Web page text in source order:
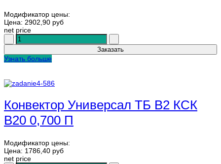
Модификатор цены:
Цена: 2902,90 руб
net price
Узнать больше
Конвектор Универсал ТБ В2 КСК
В20 0,700 П
Модификатор цены:
Цена: 1786,40 руб
net price